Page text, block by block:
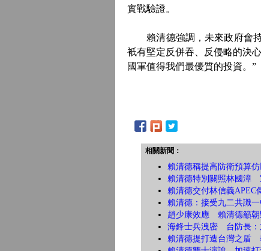
實戰驗證。
賴清德強調，未來政府會持
衹有堅定反併吞、反侵略的決
國軍值得我們最優質的投資。”
相關新聞：
賴清德稱提高防衛預算
賴清德特別關照林國漳
賴清德交付林信義APEC
賴清德：接受九二共識
趙少康效應 賴清德籲朝
海鋒士兵洩密 台防長：
賴清德提打造台灣之盾